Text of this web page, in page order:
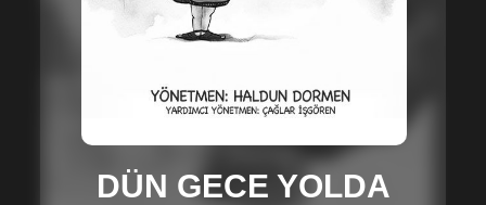
DÜN GECE YOLDA